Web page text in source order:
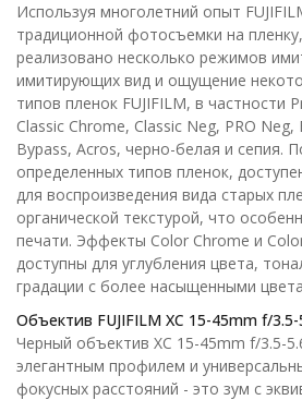
Используя многолетний опыт
традиционной фотосъемки на
реализовано несколько режимов
имитирующих вид и ощущение
типов пленок FUJIFILM, в частности
Classic Chrome, Classic Neg, PRO
Bypass, Acros, черно-белая и сепия.
определенных типов пленок,
для воспроизведения вида старых
органической текстурой, что
печати. Эффекты Color Chrome и
доступны для углубления цвета,
градации с более насыщенными
Объектив FUJIFILM XC 15-45mm f/
Черный объектив XC 15-45mm f/3.5-
элегантным профилем и
фокусных расстояний - это зум с